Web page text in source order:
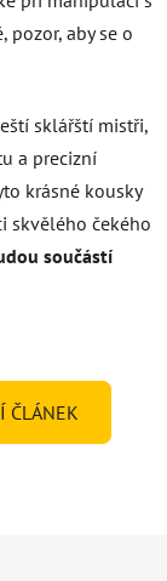
pozor, aby se o
sklářští mistři,
a precizní
krásné kousky
skvělého čekého
součástí
ČLÁNEK